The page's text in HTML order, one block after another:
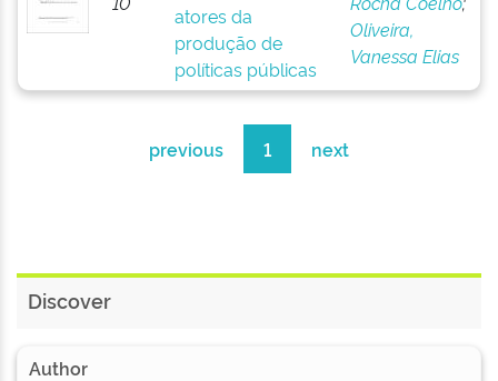
atores da
produção de
políticas públicas
Oliveira,
Vanessa Elias
previous 1 next
Discover
Author